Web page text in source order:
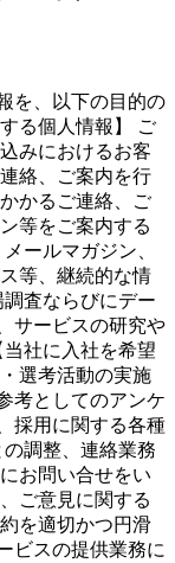
を、以下の目的の
る個人情報】 ご
みにおけるお客
絡、ご案内を行
かるご連絡、ご
等をご案内する
ールマガジン、
等、継続的な情
査ならびにデー
サービスの研究や
社に入社を希望
選考活動の実施
考としてのアンケ
採用に関する各種
調整、連絡業務
お問い合せをい
ご意見に関する
を適切かつ円滑
ビスの提供業務に